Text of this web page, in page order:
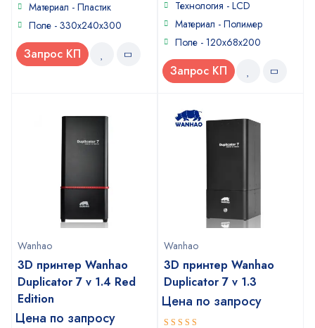
Материал - Пластик
Поле - 330x240x300
Запрос КП
of
Технология - LCD
Материал - Полимер
Поле - 120x68x200
Запрос КП
Wanhao
3D принтер Wanhao
Duplicator 7 v 1.4 Red
Edition
Цена по запросу
Wanhao
3D принтер Wanhao
Duplicator 7 v 1.3
Цена по запросу